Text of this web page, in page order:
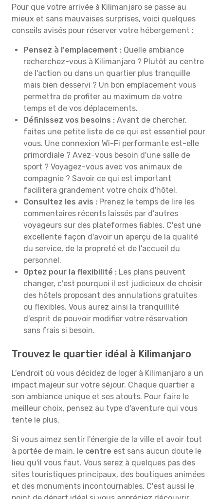
Pour que votre arrivée à Kilimanjaro se passe au
mieux et sans mauvaises surprises, voici quelques
conseils avisés pour réserver votre hébergement :
Pensez à l'emplacement : Quelle ambiance
recherchez-vous à Kilimanjaro ? Plutôt au centre
de l'action ou dans un quartier plus tranquille
mais bien desservi ? Un bon emplacement vous
permettra de profiter au maximum de votre
temps et de vos déplacements.
Définissez vos besoins : Avant de chercher,
faites une petite liste de ce qui est essentiel pour
vous. Une connexion Wi-Fi performante est-elle
primordiale ? Avez-vous besoin d'une salle de
sport ? Voyagez-vous avec vos animaux de
compagnie ? Savoir ce qui est important
facilitera grandement votre choix d'hôtel.
Consultez les avis : Prenez le temps de lire les
commentaires récents laissés par d'autres
voyageurs sur des plateformes fiables. C'est une
excellente façon d'avoir un aperçu de la qualité
du service, de la propreté et de l'accueil du
personnel.
Optez pour la flexibilité : Les plans peuvent
changer, c'est pourquoi il est judicieux de choisir
des hôtels proposant des annulations gratuites
ou flexibles. Vous aurez ainsi la tranquillité
d'esprit de pouvoir modifier votre réservation
sans frais si besoin.
Trouvez le quartier idéal à Kilimanjaro
L'endroit où vous décidez de loger à Kilimanjaro a un
impact majeur sur votre séjour. Chaque quartier a
son ambiance unique et ses atouts. Pour faire le
meilleur choix, pensez au type d'aventure qui vous
tente le plus.
Si vous aimez sentir l'énergie de la ville et avoir tout
à portée de main, le centre est sans aucun doute le
lieu qu'il vous faut. Vous serez à quelques pas des
sites touristiques principaux, des boutiques animées
et des monuments incontournables. C'est aussi le